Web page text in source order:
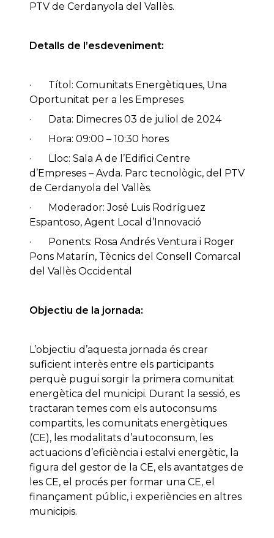
PTV de Cerdanyola del Vallès.
Detalls de l’esdeveniment:
· Títol: Comunitats Energètiques, Una
Oportunitat per a les Empreses
· Data: Dimecres 03 de juliol de 2024
· Hora: 09:00 – 10:30 hores
· Lloc: Sala A de l’Edifici Centre
d’Empreses – Avda. Parc tecnològic, del PTV
de Cerdanyola del Vallès.
· Moderador: José Luis Rodríguez
Espantoso, Agent Local d’Innovació
· Ponents: Rosa Andrés Ventura i Roger
Pons Matarín, Tècnics del Consell Comarcal
del Vallès Occidental
Objectiu de la jornada:
L’objectiu d’aquesta jornada és crear
suficient interès entre els participants
perquè pugui sorgir la primera comunitat
energètica del municipi. Durant la sessió, es
tractaran temes com els autoconsums
compartits, les comunitats energètiques
(CE), les modalitats d’autoconsum, les
actuacions d’eficiència i estalvi energètic, la
figura del gestor de la CE, els avantatges de
les CE, el procés per formar una CE, el
finançament públic, i experiències en altres
municipis.